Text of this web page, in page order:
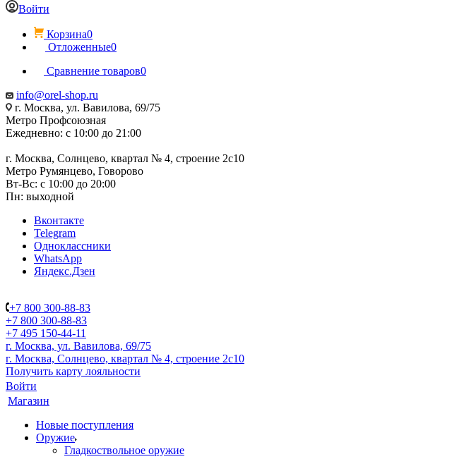
Войти
Корзина0
Отложенные0
Сравнение товаров0
info@orel-shop.ru
г. Москва, ул. Вавилова, 69/75
Метро Профсоюзная
Ежедневно: с 10:00 до 21:00
г. Москва, Солнцево, квартал № 4, строение 2с10
Метро Румянцево, Говорово
Вт-Вс: с 10:00 до 20:00
Пн: выходной
Вконтакте
Telegram
Одноклассники
WhatsApp
Яндекс.Дзен
+7 800 300-88-83
+7 800 300-88-83
+7 495 150-44-11
г. Москва, ул. Вавилова, 69/75
г. Москва, Солнцево, квартал № 4, строение 2с10
Получить карту лояльности
Войти
Магазин
Новые поступления
Оружие
Гладкоствольное оружие